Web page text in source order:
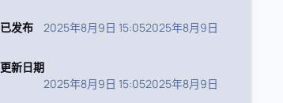
已发布 2025年8月9日 15:052025年8月9日
更新日期
2025年8月9日 15:052025年8月9日